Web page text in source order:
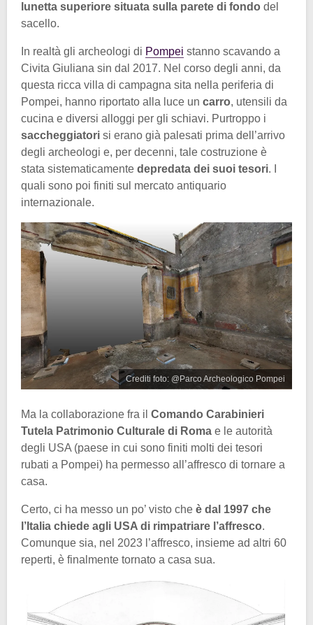
lunetta superiore situata sulla parete di fondo del
sacello.
In realtà gli archeologi di Pompei stanno scavando a
Civita Giuliana sin dal 2017. Nel corso degli anni, da
questa ricca villa di campagna sita nella periferia di
Pompei, hanno riportato alla luce un carro, utensili da
cucina e diversi alloggi per gli schiavi. Purtroppo i
saccheggiatori si erano già palesati prima dell’arrivo
degli archeologi e, per decenni, tale costruzione è
stata sistematicamente depredata dei suoi tesori. I
quali sono poi finiti sul mercato antiquario
internazionale.
Crediti foto: @Parco Archeologico Pompei
Ma la collaborazione fra il Comando Carabinieri
Tutela Patrimonio Culturale di Roma e le autorità
degli USA (paese in cui sono finiti molti dei tesori
rubati a Pompei) ha permesso all’affresco di tornare a
casa.
Certo, ci ha messo un po’ visto che è dal 1997 che
l’Italia chiede agli USA di rimpatriare l’affresco.
Comunque sia, nel 2023 l’affresco, insieme ad altri 60
reperti, è finalmente tornato a casa sua.